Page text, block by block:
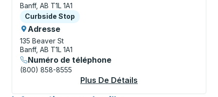
Banff, AB T1L 1A1
Curbside Stop
Curbside Stop
Adresse
135 Beaver St
Banff, AB T1L 1A1
Numéro de téléphone
(800) 858-8555
Plus De Détails